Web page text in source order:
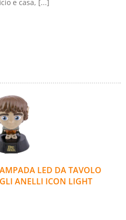
e casa, [...]
LED DA TAVOLO
ANELLI ICON LIGHT